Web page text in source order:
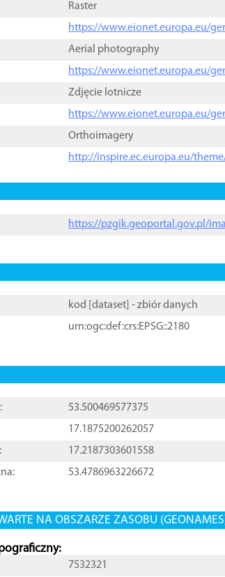
Raster
https://www.eionet.europa.eu/
Aerial photography
https://www.eionet.europa.eu/
Zdjęcie lotnicze
https://www.eionet.europa.eu/
Orthoimagery
http://inspire.ec.europa.eu/
https://pzgik.geoportal.gov.pl/
kod [ dataset ] - zbiór danych
urn:ogc:def:crs:EPSG::2180
53.500469577375
17.1875200262057
17.2187303601558
53.4786963226672
NA OBSZARZE ZASOBU
7532321